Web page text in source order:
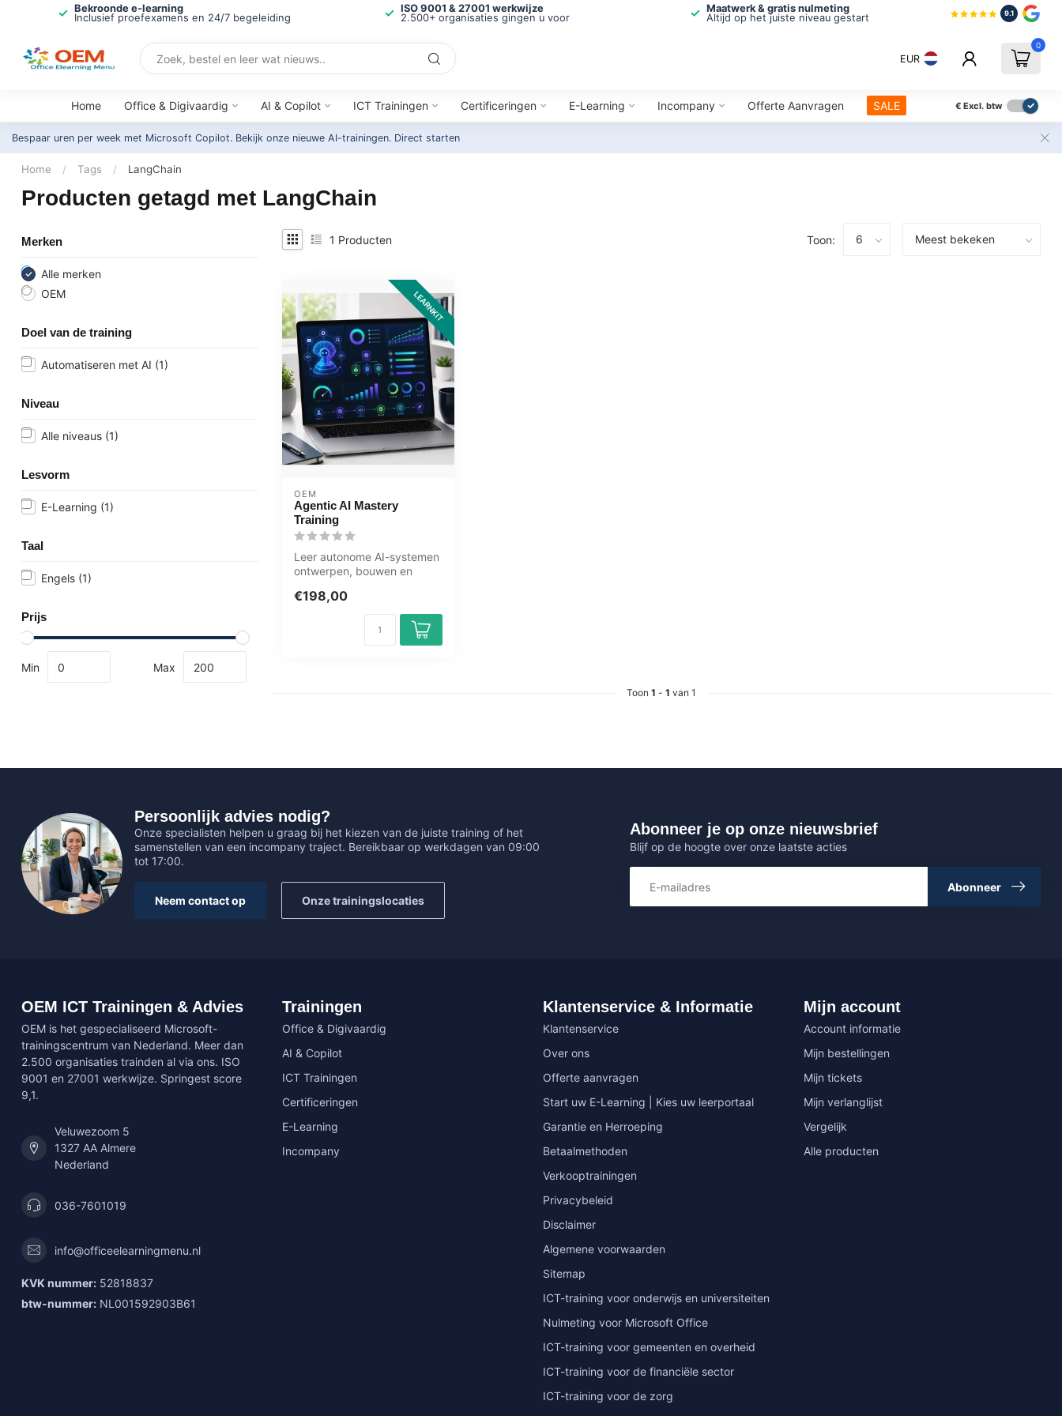
Bekroonde e-learning
Inclusief proefexamens en 24/7 begeleiding
ISO 9001 & 27001 werkwijze
2.500+ organisaties gingen u voor
Maatwerk & gratis nulmeting
Altijd op het juiste niveau gestart
9.1
EUR
0
Home Office & Digivaardig AI & Copilot ICT Trainingen Certificeringen E-Learning Incompany Offerte Aanvragen SALE € Excl. btw
Bespaar uren per week met Microsoft Copilot. Bekijk onze nieuwe AI-trainingen. Direct starten
Home / Tags / LangChain
Producten getagd met LangChain
Merken
Alle merken
OEM
Doel van de training
Automatiseren met AI (1)
Niveau
Alle niveaus (1)
Lesvorm
E-Learning (1)
Taal
Engels (1)
Prijs
Min Max
1 Producten Toon:
LEARNKIT
OEM
Agentic AI Mastery
Training
Leer autonome AI-systemen
ontwerpen, bouwen en
Mastery ...
€198,00
Toon 1 - 1 van 1
Persoonlijk advies nodig?
Onze specialisten helpen u graag bij het kiezen van de juiste training of het
samenstellen van een incompany traject. Bereikbaar op werkdagen van 09:00
tot 17:00.
Neem contact op Onze trainingslocaties
Abonneer je op onze nieuwsbrief
Blijf op de hoogte over onze laatste acties
Abonneer
OEM ICT Trainingen & Advies
OEM is het gespecialiseerd Microsoft-
trainingscentrum van Nederland. Meer dan
2.500 organisaties trainden al via ons. ISO
9001 en 27001 werkwijze. Springest score
9,1.
Veluwezoom 5
1327 AA Almere
Nederland
036-7601019
info@officeelearningmenu.nl
KVK nummer: 52818837
btw-nummer: NL001592903B61
Trainingen
Office & Digivaardig
AI & Copilot
ICT Trainingen
Certificeringen
E-Learning
Incompany
Klantenservice & Informatie
Klantenservice
Over ons
Offerte aanvragen
Start uw E-Learning | Kies uw leerportaal
Garantie en Herroeping
Betaalmethoden
Verkooptrainingen
Privacybeleid
Disclaimer
Algemene voorwaarden
Sitemap
ICT-training voor onderwijs en universiteiten
Nulmeting voor Microsoft Office
ICT-training voor gemeenten en overheid
ICT-training voor de financiële sector
ICT-training voor de zorg
Mijn account
Account informatie
Mijn bestellingen
Mijn tickets
Mijn verlanglijst
Vergelijk
Alle producten